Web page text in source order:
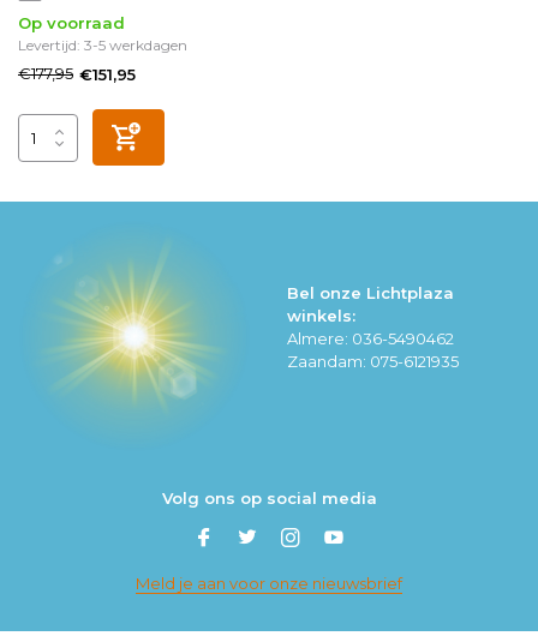
Op voorraad
Levertijd: 3-5 werkdagen
€177,95 €151,95
Bel onze Lichtplaza
winkels:
Almere: 036-5490462
Zaandam: 075-6121935
Volg ons op social media
Meld je aan voor onze nieuwsbrief